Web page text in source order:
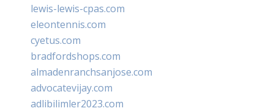
lewis-lewis-cpas.com
eleontennis.com
cyetus.com
bradfordshops.com
almadenranchsanjose.com
advocatevijay.com
adlibilimler2023.com